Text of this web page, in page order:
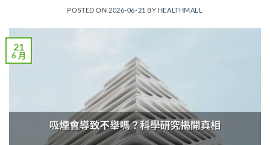
POSTED ON 2026-06-21 BY HEALTHMALL
21
6 月